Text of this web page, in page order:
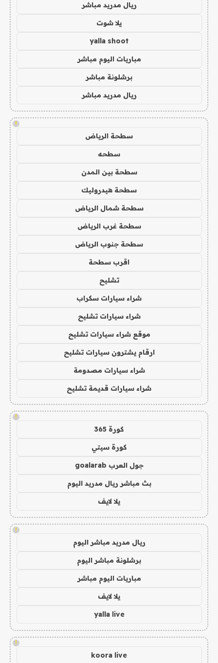
ريال مدريد مباشر
يلا شوت
yalla shoot
مباريات اليوم مباشر
برشلونة مباشر
ريال مدريد مباشر
!
سطحة الرياض
سطحه
سطحة بين المدن
سطحة هيدروليك
سطحة شمال الرياض
سطحة غرب الرياض
سطحة جنوب الرياض
اقرب سطحة
تشليح
شراء سيارات سكراب
شراء سيارات تشليح
موقع شراء سيارات تشليح
ارقام يشترون سيارات تشليح
شراء سيارات مصدومة
شراء سيارات قديمة تشليح
!
كورة 365
كورة سيتي
جول العرب goalarab
بث مباشر ريال مدريد اليوم
يلا لايف
!
ريال مدريد مباشر اليوم
برشلونة مباشر اليوم
مباريات اليوم مباشر
يلا لايف
yalla live
!
koora live